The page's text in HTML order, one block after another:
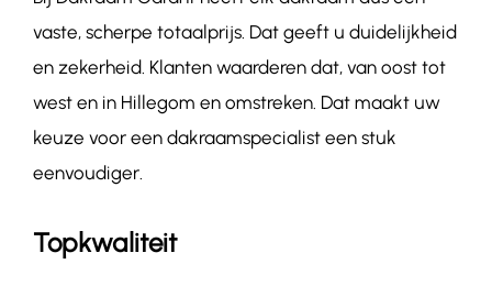
vaste, scherpe totaalprijs. Dat geeft u duidelijkheid
en zekerheid. Klanten waarderen dat, van oost tot
west en in Hillegom en omstreken. Dat maakt uw
keuze voor een dakraamspecialist een stuk
eenvoudiger.
Topkwaliteit